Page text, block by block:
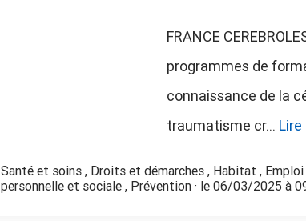
FRANCE
programmes de
connaissance de la
traumatisme cr... Lire
Santé et soins , Droits et démarches , Habitat ,
personnelle et sociale , Prévention · le 06/03/2025 à